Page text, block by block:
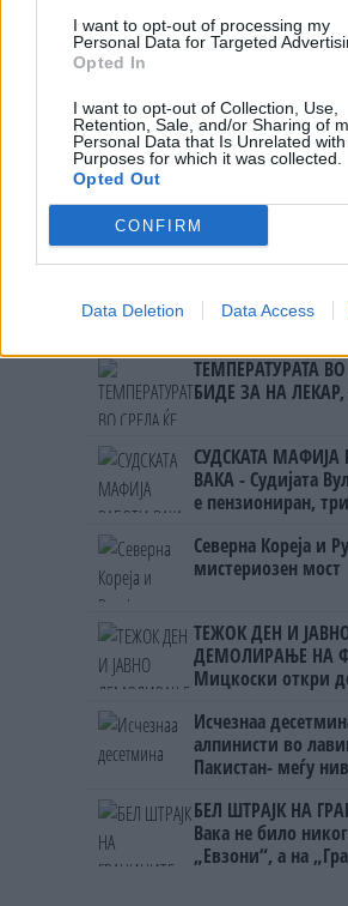
I want to opt-out of processing my
Personal Data for Targeted
Opted In
I want to opt-out of Collection, Use,
Retention, Sale, and/or Sharing of
Personal Data that Is Unrelated
Purposes for which it was collected.
Opted Out
CONFIRM
Data Deletion Data Access
Ахмети кажа што
СЛУШАМ, САКААТ
ЗА ВОЕНИТЕ
ИСТОРИСКО
МАКЕДОНЦИТЕ ВО
ФОРМИРАН
НАЦИОНАЛЕН СОЈУЗ
ОСЛОБОДИМЕ-
објава на
Црна Гора
итно ја
одлука“
ТЕМПЕРАТУРАТА
БИДЕ ЗА НА ЛЕКАР,
СУДСКАТА МАФИЈА РАБОТИ
ВАКА - Судијата
е пензиониран,
на бизнисменот
Северна Кореја и
мистериозен мост
ТЕЖОК ДЕН И
ДЕМОЛИРАЊЕ НА
Мицкоски откри
ништо, освен за
Исчезнаа
алпинисти во
Пакистан- меѓу
БЕЛ ШТРАЈК НА
Вака не било
„Евзони“, а на